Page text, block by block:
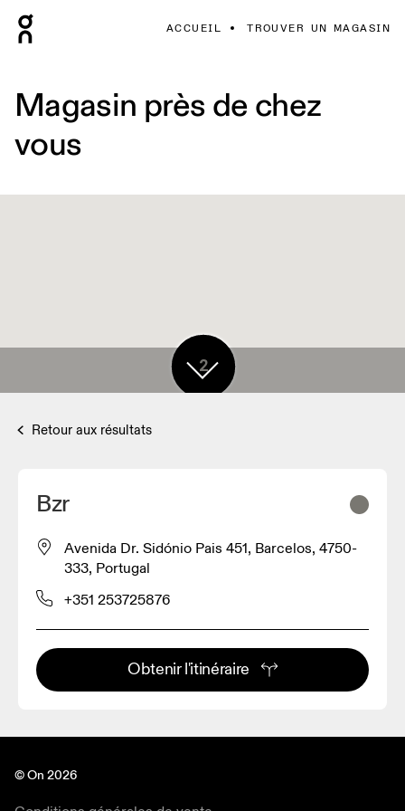
ACCUEIL TROUVER UN MAGASIN
Magasin près de chez
vous
2
Retour aux résultats
Bzr
Avenida Dr. Sidónio Pais 451, Barcelos, 4750-
333, Portugal
+351 253725876
Obtenir l'itinéraire
© On 2026